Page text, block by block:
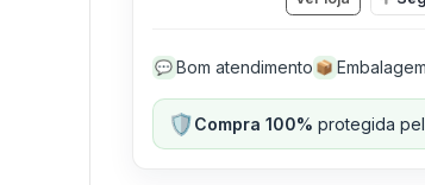
💬 Bom atendimento 📦
🛡️Compra 100% protegida